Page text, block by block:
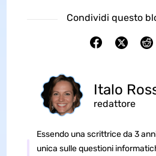
Condividi questo
Italo
redattore
Essendo una scrittrice da 3
unica sulle questioni